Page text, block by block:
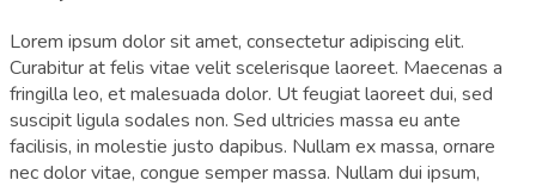
Lorem ipsum dolor sit amet, consectetur adipiscing elit.
Curabitur at felis vitae velit scelerisque laoreet. Maecenas a
fringilla leo, et malesuada dolor. Ut feugiat laoreet dui, sed
suscipit ligula sodales non. Sed ultricies massa eu ante
facilisis, in molestie justo dapibus. Nullam ex massa, ornare
nec dolor vitae, congue semper massa. Nullam dui ipsum,